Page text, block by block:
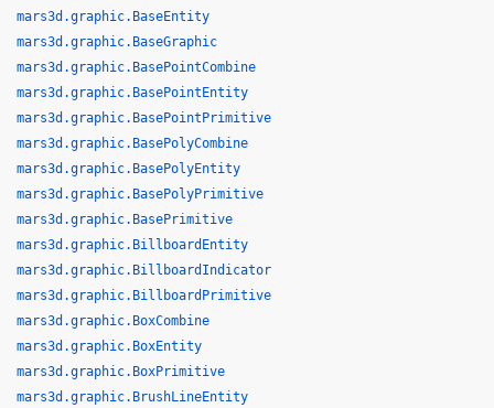
mars3d.graphic.BaseEntity
mars3d.graphic.BaseGraphic
mars3d.graphic.BasePointCombine
mars3d.graphic.BasePointEntity
mars3d.graphic.BasePointPrimitive
mars3d.graphic.BasePolyCombine
mars3d.graphic.BasePolyEntity
mars3d.graphic.BasePolyPrimitive
mars3d.graphic.BasePrimitive
mars3d.graphic.BillboardEntity
mars3d.graphic.BillboardIndicator
mars3d.graphic.BillboardPrimitive
mars3d.graphic.BoxCombine
mars3d.graphic.BoxEntity
mars3d.graphic.BoxPrimitive
mars3d.graphic.BrushLineEntity